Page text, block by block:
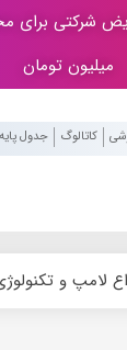
شرکتی برای
میلیون تومان
کاتالوگ جدول
لامپ و